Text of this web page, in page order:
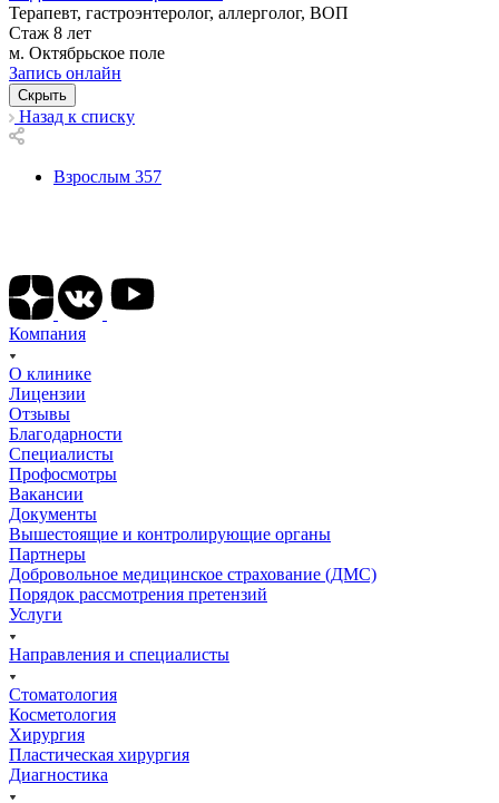
Терапевт, гастроэнтеролог, аллерголог, ВОП
Стаж 8 лет
м. Октябрьское поле
Запись онлайн
Скрыть
Назад к списку
Взрослым 357
Компания
О клинике
Лицензии
Отзывы
Благодарности
Специалисты
Профосмотры
Вакансии
Документы
Вышестоящие и контролирующие органы
Партнеры
Добровольное медицинское страхование (ДМС)
Порядок рассмотрения претензий
Услуги
Направления и специалисты
Стоматология
Косметология
Хирургия
Пластическая хирургия
Диагностика